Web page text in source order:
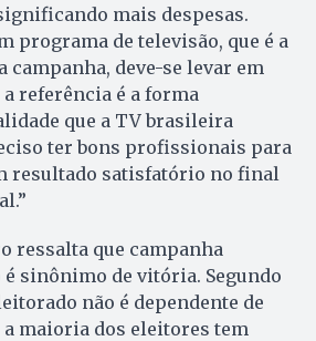
mais despesas.
programa de televisão, que é a
campanha, deve-se levar em
referência é a forma
que a TV brasileira
ter bons profissionais para
resultado satisfatório no final
ressalta que campanha
sinônimo de vitória. Segundo
não é dependente de
maioria dos eleitores tem